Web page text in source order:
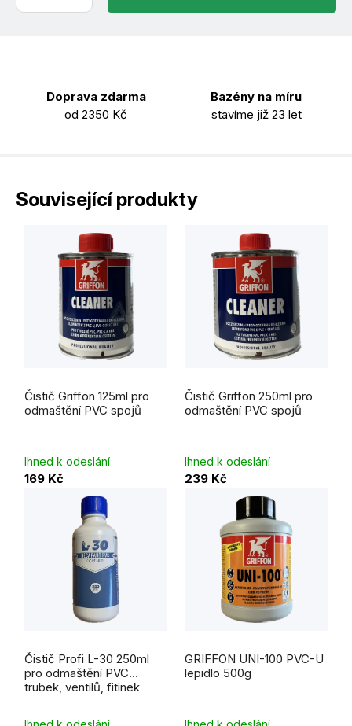
Doprava zdarma
od 2350 Kč
Bazény na míru
stavíme již 23 let
Související produkty
Čistič Griffon 125ml pro
odmaštění PVC spojů
Ihned k odeslání
169 Kč
Čistič Griffon 250ml pro
odmaštění PVC spojů
Ihned k odeslání
239 Kč
Čistič Profi L-30 250ml
pro odmaštění PVC
trubek, ventilů, fitinek
hodnocení
produktu
je
5,0
z
GRIFFON UNI-100 PVC-U
lepidlo 500g